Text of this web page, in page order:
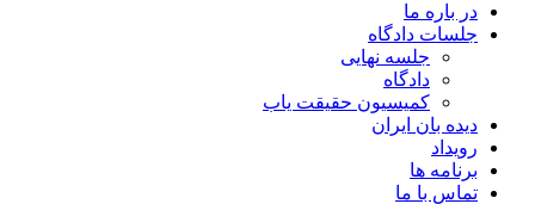
در باره ما
جلسات دادگاه
جلسه نهایی
دادگاه
کمیسیون حقیقت یاب
دیده بان ایران
رویداد
برنامه ها
تماس با ما